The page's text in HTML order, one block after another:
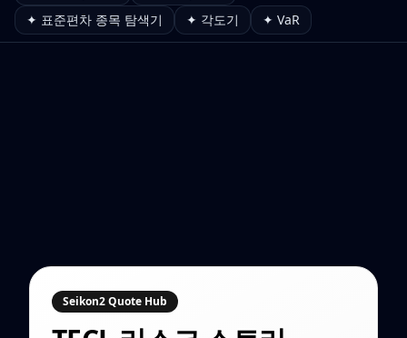
✦ 표준편차 종목 탐색기
✦ 각도기 ✦ VaR
Seikon2 Quote Hub